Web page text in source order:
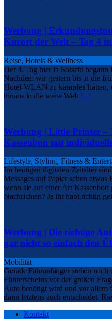
Werbung |
Kurort der Welt – Tag 4
Reise, Hotels & Wellness
Der 4. Tag hier in Sotschi begann
Nachdem wir gestern bis in die
Hotel-WLAN zu kämpfen hatten,
hinaus in die weite Welt [...]
Werbung | Little Printer –
Kassenbon mit
Lifestyle, Styling, Fitness &
Im heutigen digitalen Zeitalter
Messages auf Papier schon etwas
wenn sie auf einer Art Kassenbon
Nachrichten? Ja ihr habt richtig
Werbung | Die richtige
gar nicht so einfach den
Mobilität
Gerade Fahranfänger stehen
Führerscheins vor der großen
Auto benötigt wird und vor allem
dann letztens auch entscheidet.
Kontakt